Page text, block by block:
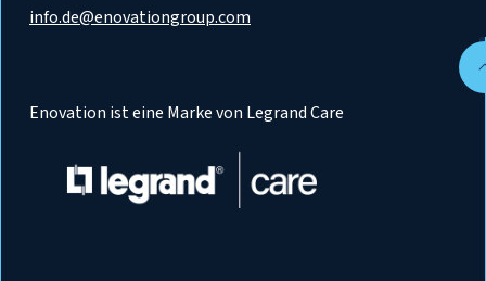
info.de@enovationgroup.com
Enovation ist eine Marke von Legrand Care